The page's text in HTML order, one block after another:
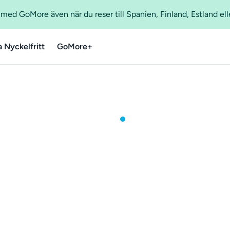
GoMore även när du reser till Spanien, Finland, Estland
Nyckelfritt GoMore+